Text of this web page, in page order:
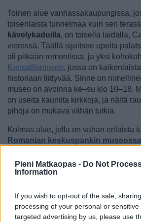
Pieni Matkaopas - Do Not
Information
If you wish to opt-out of the sale,
processing of your personal or
targeted advertising by us, please use
Toinen alue vanhassakaupungissa,
toisenlaista tunnelmaa kuin sen
kävelykaduilla, on toisella laidalla,
vieressä. Täällä sijaitsee upeita
oli pitkään remontissa, ja yksi
Kansallismuseo, jossa on
historiaan liittyvää. Sinne on
museo on avoinna ke–su klo 10–18.
on useita kauniita kirkkoja, ja näitä
pihoja on mukava vähän tutkia.
Kolmas alue, jolla on vähän erilaista
Romanian keskuspankin museossa
maksuvälineiden historiasta
avoinna ma–pe klo 10–18. Museo ei
[email protected], ja kirjoitettava
passin numero, puhelinnumero ja
sähköpostiin. Myös tämän museon